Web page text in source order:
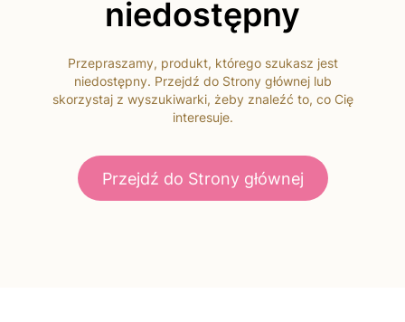
niedostępny
Przepraszamy, produkt, którego szukasz jest
niedostępny. Przejdź do Strony głównej lub
skorzystaj z wyszukiwarki, żeby znaleźć to, co Cię
interesuje.
Przejdź do Strony głównej